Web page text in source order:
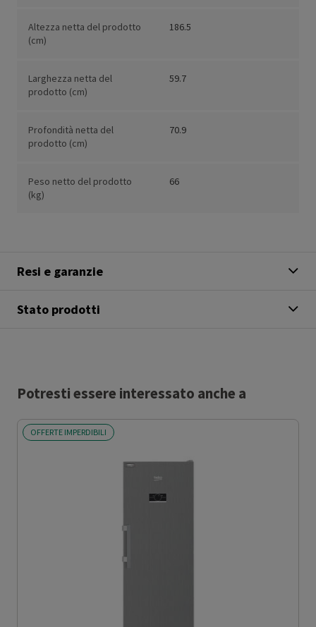
Altezza netta del prodotto
(cm)
186.5
Larghezza netta del
prodotto (cm)
59.7
Profondità netta del
prodotto (cm)
70.9
Peso netto del prodotto
(kg)
66
Resi e garanzie
Stato prodotti
Potresti essere interessato anche a
OFFERTE IMPERDIBILI